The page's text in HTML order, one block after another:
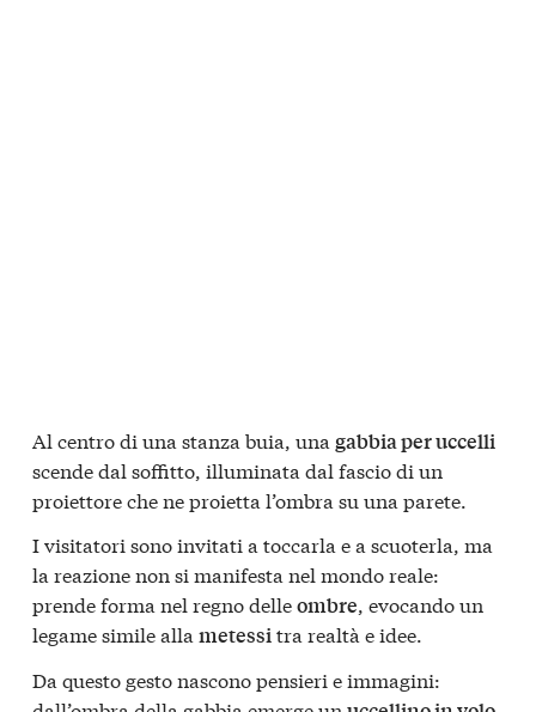
Al centro di una stanza buia, una gabbia per uccelli
scende dal soffitto, illuminata dal fascio di un
proiettore che ne proietta l’ombra su una parete.
I visitatori sono invitati a toccarla e a scuoterla, ma
la reazione non si manifesta nel mondo reale:
prende forma nel regno delleombre, evocando un
legame simile alla metessitra realtà e idee.
Da questo gesto nascono pensieri e immagini: